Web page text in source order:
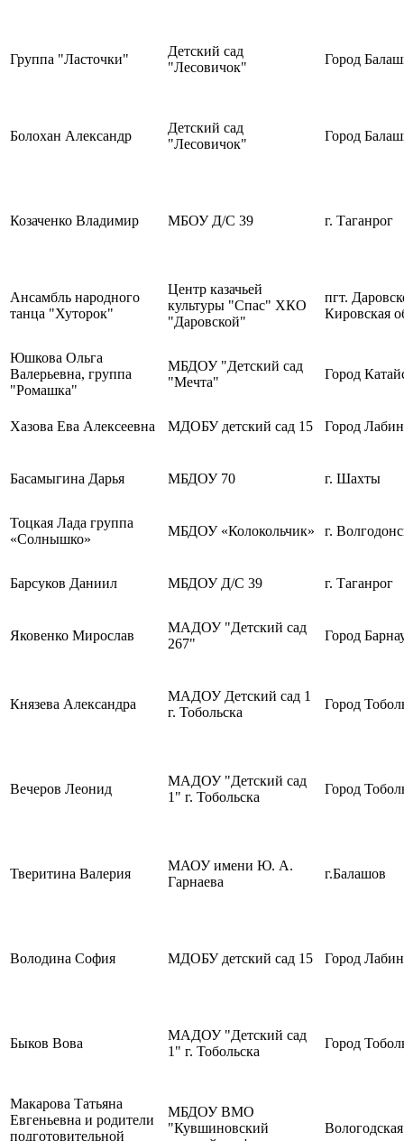
Группа "Ласточки"
Детский сад
"Лесовичок"
Город
Болохан Александр
Детский сад
"Лесовичок"
Город
Козаченко Владимир МБОУ Д/С 39 г. Таганрог
Ансамбль народного
танца "Хуторок"
Центр казачьей
культуры "Спас" ХКО
"Даровской"
пгт.
Кировская
Юшкова Ольга
Валерьевна, группа
"Ромашка"
МБДОУ "Детский сад
"Мечта"
Город
Хазова Ева Алексеевна МДОБУ детский сад 15 Город
Басамыгина Дарья МБДОУ 70 г. Шахты
Тоцкая Лада группа
«Солнышко»
МБДОУ «Колокольчик» г.
Барсуков Даниил МБДОУ Д/С 39 г. Таганрог
Яковенко Мирослав
МАДОУ "Детский сад
267"
Город
Князева Александра
МАДОУ Детский сад 1
г. Тобольска
Город
Вечеров Леонид
МАДОУ "Детский сад
1" г. Тобольска
Город
Тверитина Валерия
МАОУ имени Ю. А.
Гарнаева
г.Балашов
Володина София МДОБУ детский сад 15 Город
Быков Вова
МАДОУ "Детский сад
1" г. Тобольска
Город
Макарова Татьяна
Евгеньевна и родители
подготовительной
МБДОУ ВМО
"Кувшиновский